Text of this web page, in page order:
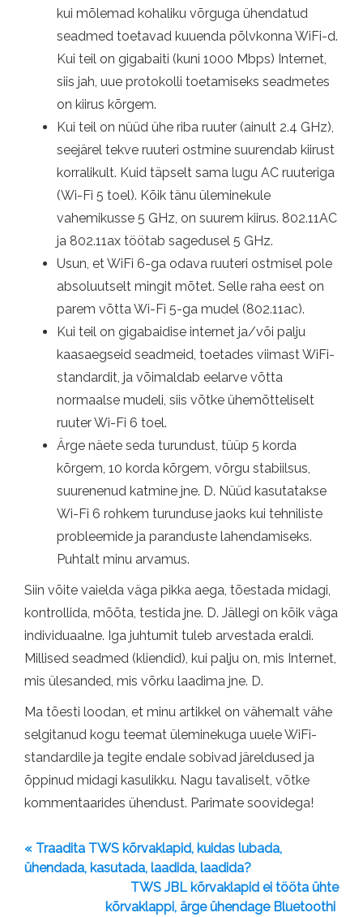
kui mõlemad kohaliku võrguga ühendatud
seadmed toetavad kuuenda põlvkonna WiFi-d.
Kui teil on gigabaiti (kuni 1000 Mbps) Internet,
siis jah, uue protokolli toetamiseks seadmetes
on kiirus kõrgem.
Kui teil on nüüd ühe riba ruuter (ainult 2.4 GHz),
seejärel tekve ruuteri ostmine suurendab kiirust
korralikult. Kuid täpselt sama lugu AC ruuteriga
(Wi-Fi 5 toel). Kõik tänu üleminekule
vahemikusse 5 GHz, on suurem kiirus. 802.11AC
ja 802.11ax töötab sagedusel 5 GHz.
Usun, et WiFi 6-ga odava ruuteri ostmisel pole
absoluutselt mingit mõtet. Selle raha eest on
parem võtta Wi-Fi 5-ga mudel (802.11ac).
Kui teil on gigabaidise internet ja/või palju
kaasaegseid seadmeid, toetades viimast WiFi-
standardit, ja võimaldab eelarve võtta
normaalse mudeli, siis võtke ühemõtteliselt
ruuter Wi-Fi 6 toel.
Ärge näete seda turundust, tüüp 5 korda
kõrgem, 10 korda kõrgem, võrgu stabiilsus,
suurenenud katmine jne. D. Nüüd kasutatakse
Wi-Fi 6 rohkem turunduse jaoks kui tehniliste
probleemide ja paranduste lahendamiseks.
Puhtalt minu arvamus.
Siin võite vaielda väga pikka aega, tõestada midagi,
kontrollida, mõõta, testida jne. D. Jällegi on kõik väga
individuaalne. Iga juhtumit tuleb arvestada eraldi.
Millised seadmed (kliendid), kui palju on, mis Internet,
mis ülesanded, mis võrku laadima jne. D.
Ma tõesti loodan, et minu artikkel on vähemalt vähe
selgitanud kogu teemat üleminekuga uuele WiFi-
standardile ja tegite endale sobivad järeldused ja
õppinud midagi kasulikku. Nagu tavaliselt, võtke
kommentaarides ühendust. Parimate soovidega!
« Traadita TWS kõrvaklapid, kuidas lubada,
ühendada, kasutada, laadida, laadida?
TWS JBL kõrvaklapid ei tööta ühte
kõrvaklappi, ärge ühendage Bluetoothi ​​